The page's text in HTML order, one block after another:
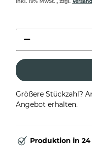
Größere Stückzahl?
Angebot erhalten.
Produktion in